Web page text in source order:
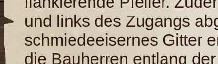
und links des Zugangs
schmiedeeisernes Gitter
die Bauherren entlang